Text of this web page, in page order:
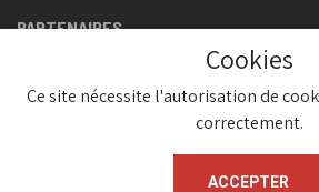
PARTENAIRES
Cookies
Ce site nécessite l'autorisation de
correctement.
ACCEPTER